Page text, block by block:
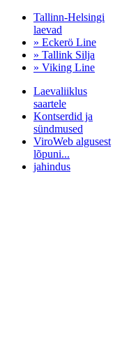
Tallinn-Helsingi
laevad
» Eckerö Line
» Tallink Silja
» Viking Line
Laevaliiklus
saartele
Kontserdid ja
sündmused
ViroWeb algusest
lõpuni...
jahindus